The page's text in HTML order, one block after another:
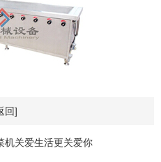
回]
机关爱生活更关爱你